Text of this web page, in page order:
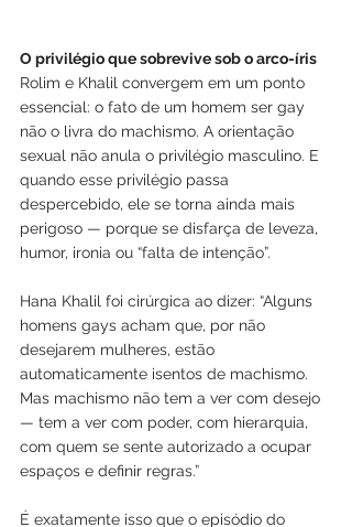
O privilégio que sobrevive sob o arco-íris
Rolim e Khalil convergem em um ponto
essencial: o fato de um homem ser gay
não o livra do machismo. A orientação
sexual não anula o privilégio masculino. E
quando esse privilégio passa
despercebido, ele se torna ainda mais
perigoso — porque se disfarça de leveza,
humor, ironia ou “falta de intenção”.
Hana Khalil foi cirúrgica ao dizer: “Alguns
homens gays acham que, por não
desejarem mulheres, estão
automaticamente isentos de machismo.
Mas machismo não tem a ver com desejo
— tem a ver com poder, com hierarquia,
com quem se sente autorizado a ocupar
espaços e definir regras.”
É exatamente isso que o episódio do